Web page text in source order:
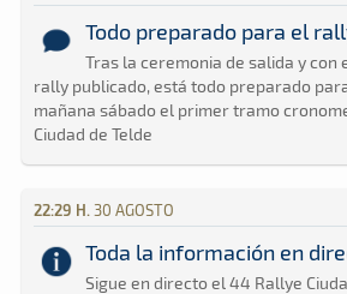
Todo preparado para el
Tras la ceremonia de salida y con
rally publicado, está todo preparado
mañana sábado el primer tramo
Ciudad de Telde
22:29 H. 30 AGOSTO
Toda la información en
Sigue en directo el 44 Rallye